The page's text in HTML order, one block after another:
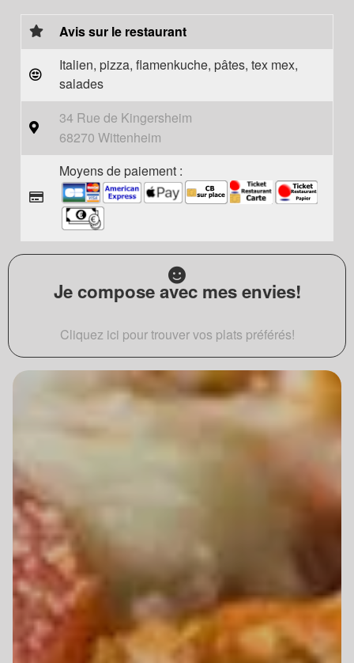
Avis sur le restaurant
Italien, pizza, flamenkuche, pâtes, tex mex,
salades
34 Rue de Kingersheim
68270 Wittenheim
Moyens de paiement :
Je compose avec mes envies!
Cliquez ici pour trouver vos plats préférés!